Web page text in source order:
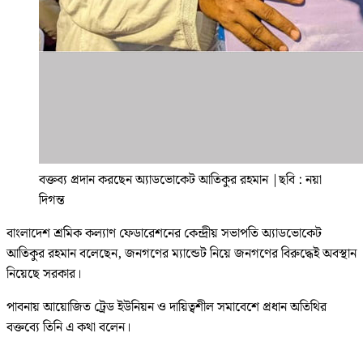
বক্তব্য প্রদান করছেন অ্যাডভোকেট আতিকুর রহমান |ছবি : নয়া
দিগন্ত
বাংলাদেশ শ্রমিক কল্যাণ ফেডারেশনের কেন্দ্রীয় সভাপতি অ্যাডভোকেট
আতিকুর রহমান বলেছেন, জনগণের ম্যান্ডেট নিয়ে জনগণের বিরুদ্ধেই অবস্থান
নিয়েছে সরকার।
পাবনায় আয়োজিত ট্রেড ইউনিয়ন ও দায়িত্বশীল সমাবেশে প্রধান অতিথির
বক্তব্যে তিনি এ কথা বলেন।